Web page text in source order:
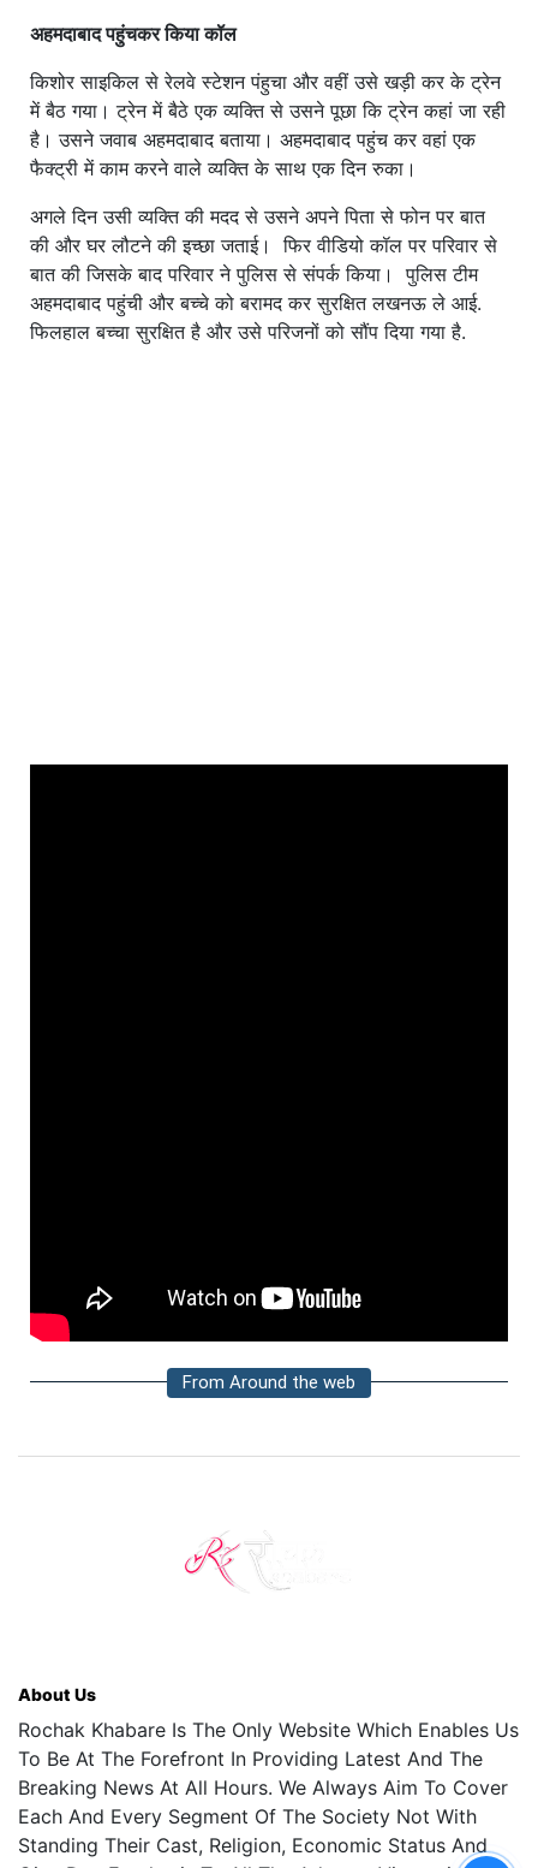
अहमदाबाद पहुंचकर किया कॉल
किशोर साइकिल से रेलवे स्टेशन पंहुचा और वहीं उसे खड़ी कर के ट्रेन
में बैठ गया। ट्रेन में बैठे एक व्यक्ति से उसने पूछा कि ट्रेन कहां जा रही
है। उसने जवाब अहमदाबाद बताया। अहमदाबाद पहुंच कर वहां एक
फैक्ट्री में काम करने वाले व्यक्ति के साथ एक दिन रुका।
अगले दिन उसी व्यक्ति की मदद से उसने अपने पिता से फोन पर बात
की और घर लौटने की इच्छा जताई। फिर वीडियो कॉल पर परिवार से
बात की जिसके बाद परिवार ने पुलिस से संपर्क किया। पुलिस टीम
अहमदाबाद पहुंची और बच्चे को बरामद कर सुरक्षित लखनऊ ले आई.
फिलहाल बच्चा सुरक्षित है और उसे परिजनों को सौंप दिया गया है.
From Around the web
About Us
Rochak Khabare Is The Only Website Which Enables Us
To Be At The Forefront In Providing Latest And The
Breaking News At All Hours. We Always Aim To Cover
Each And Every Segment Of The Society Not With
Standing Their Cast, Religion, Economic Status And